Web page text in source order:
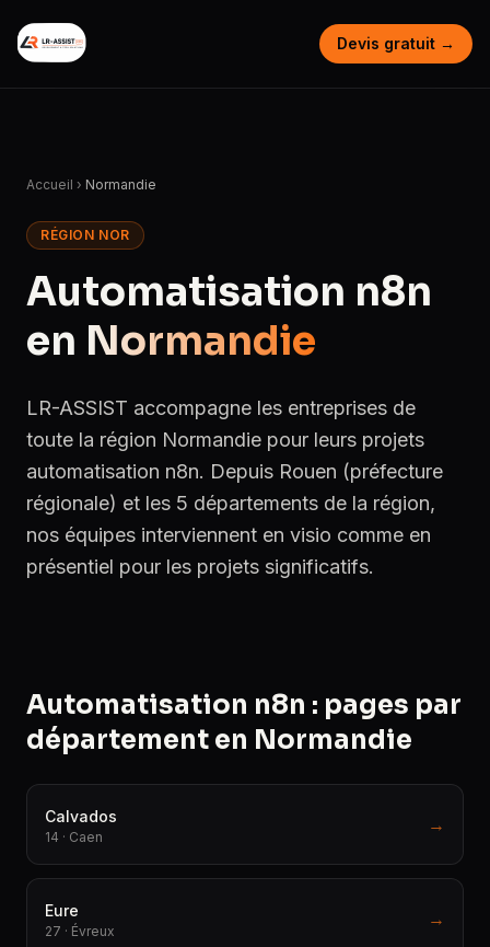
Devis gratuit →
Accueil › Normandie
RÉGION NOR
Automatisation n8n
en Normandie
LR-ASSIST accompagne les entreprises de
toute la région Normandie pour leurs projets
automatisation n8n. Depuis Rouen (préfecture
régionale) et les 5 départements de la région,
nos équipes interviennent en visio comme en
présentiel pour les projets significatifs.
Automatisation n8n : pages par
département en Normandie
Calvados
14 · Caen
→
Eure
27 · Évreux
→